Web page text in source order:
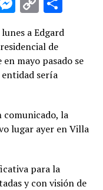
a Edgard
de
mayo pasado se
entidad sería
comunicado, la
lugar ayer en Villa
para la
y con visión de